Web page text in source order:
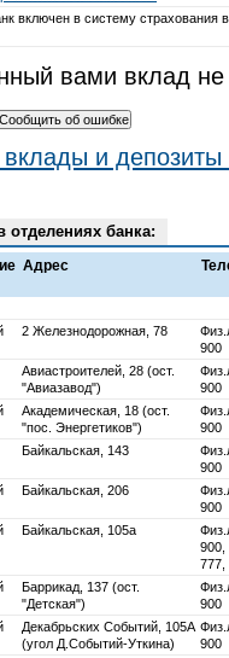
включен в систему страхования
вами вклад
вклады и
банка:
Адрес
2 Железнодорожная, 78
900
Авиастроителей, 28 (ост.
"Авиазавод")
900
Академическая, 18 (ост.
"пос. Энергетиков")
900
Байкальская, 143
900
Байкальская, 206
900
Байкальская, 105а
900,
777,
Баррикад, 137 (ост.
"Детская")
900
Декабрьских Событий, 105А
(угол Д.Событий-Уткина)
900